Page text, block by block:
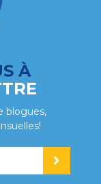
À
blogues,